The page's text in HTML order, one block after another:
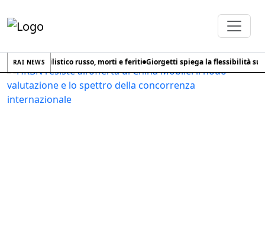
RAI NEWS
missilistico russo, morti e feriti Giorgetti spiega la flessibilità sulla
Home
Tag